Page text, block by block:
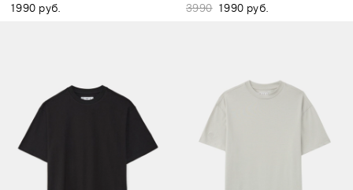
1990 руб.
3990 1990 руб.